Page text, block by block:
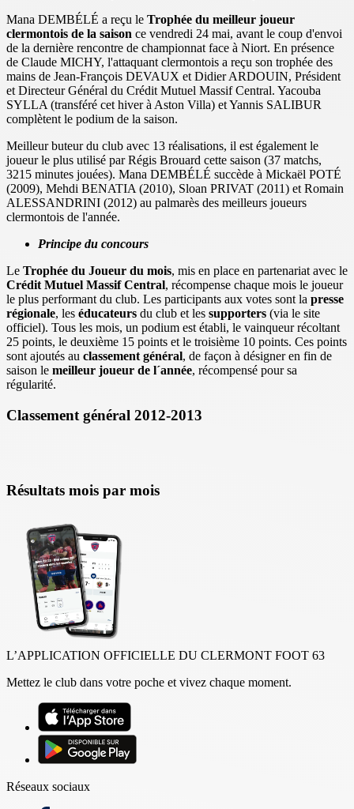
Mana DEMBÉLÉ a reçu le Trophée du meilleur joueur
clermontois de la saison ce vendredi 24 mai, avant le coup d'envoi
de la dernière rencontre de championnat face à Niort. En présence
de Claude MICHY, l'attaquant clermontois a reçu son trophée des
mains de Jean-François DEVAUX et Didier ARDOUIN, Président
et Directeur Général du Crédit Mutuel Massif Central. Yacouba
SYLLA (transféré cet hiver à Aston Villa) et Yannis SALIBUR
complètent le podium de la saison.
Meilleur buteur du club avec 13 réalisations, il est également le
joueur le plus utilisé par Régis Brouard cette saison (37 matchs,
3215 minutes jouées). Mana DEMBÉLÉ succède à Mickaël POTÉ
(2009), Mehdi BENATIA (2010), Sloan PRIVAT (2011) et Romain
ALESSANDRINI (2012) au palmarès des meilleurs joueurs
clermontois de l'année.
Principe du concours
Le Trophée du Joueur du mois, mis en place en partenariat avec le
Crédit Mutuel Massif Central, récompense chaque mois le joueur
le plus performant du club. Les participants aux votes sont la presse
régionale, les éducateurs du club et les supporters (via le site
officiel). Tous les mois, un podium est établi, le vainqueur récoltant
25 points, le deuxième 15 points et le troisième 10 points. Ces points
sont ajoutés au classement général, de façon à désigner en fin de
saison le meilleur joueur de l´année, récompensé pour sa
régularité.
Classement général 2012-2013
Résultats mois par mois
L’APPLICATION OFFICIELLE DU CLERMONT FOOT 63
Mettez le club dans votre poche et vivez chaque moment.
Réseaux sociaux